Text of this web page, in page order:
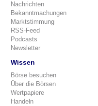
Nachrichten
Bekanntmachungen
Marktstimmung
RSS-Feed
Podcasts
Newsletter
Wissen
Börse besuchen
Über die Börsen
Wertpapiere
Handeln